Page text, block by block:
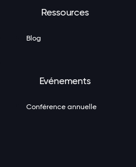
Ressources
Blog
Evénements
Conférence annuelle